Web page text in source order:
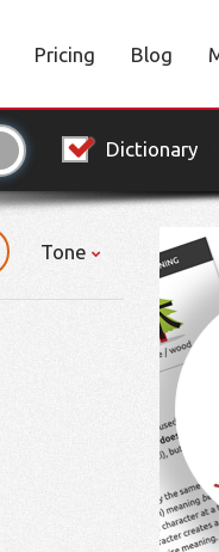
Pricing Blog
Dictionary
Tone